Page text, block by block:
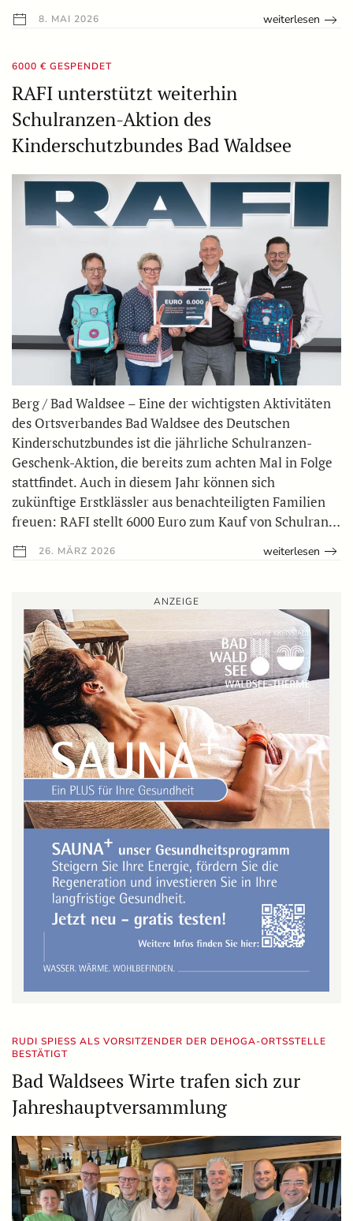
8. MAI 2026 weiterlesen
6000 € GESPENDET
RAFI unterstützt weiterhin
Schulranzen-Aktion des
Kinderschutzbundes Bad Waldsee
Berg / Bad Waldsee – Eine der wichtigsten Aktivitäten
des Ortsverbandes Bad Waldsee des Deutschen
Kinderschutzbundes ist die jährliche Schulranzen-
Geschenk-Aktion, die bereits zum achten Mal in Folge
stattfindet. Auch in diesem Jahr können sich
zukünftige Erstklässler aus benachteiligten Familien
freuen: RAFI stellt 6000 Euro zum Kauf von Schulran…
26. MÄRZ 2026 weiterlesen
ANZEIGE
RUDI SPIESS ALS VORSITZENDER DER DEHOGA-ORTSSTELLE B
ESTÄTIGT
Bad Waldsees Wirte trafen sich zur
Jahreshauptversammlung